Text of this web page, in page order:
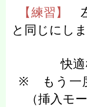
【練習】
と同じにし
快
※ もう一
（挿入モ